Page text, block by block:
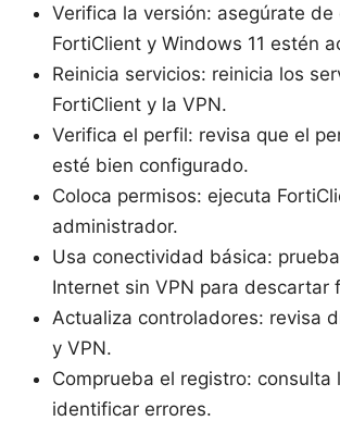
Verifica la versión: asegúrate de
FortiClient y Windows 11 estén
Reinicia servicios: reinicia los
FortiClient y la VPN.
Verifica el perfil: revisa que el
esté bien configurado.
Coloca permisos: ejecuta
administrador.
Usa conectividad básica:
Internet sin VPN para descartar
Actualiza controladores: revisa
y VPN.
Comprueba el registro: consulta
identificar errores.